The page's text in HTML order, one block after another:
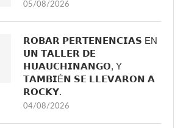
05/08/2026
𝗥𝗢𝗕𝗔𝗥 𝗣𝗘𝗥𝗧𝗘𝗡𝗘𝗡𝗖𝗜𝗔𝗦 EN
𝗨𝗡 𝗧𝗔𝗟𝗟𝗘𝗥 𝗗𝗘
𝗛𝗨𝗔𝗨𝗖𝗛𝗜𝗡𝗔𝗡𝗚𝗢, Y
𝗧𝗔𝗠𝗕𝗜É𝗡 𝗦𝗘 𝗟𝗟𝗘𝗩𝗔𝗥𝗢𝗡 𝗔
𝗥𝗢𝗖𝗞𝗬.
04/08/2026